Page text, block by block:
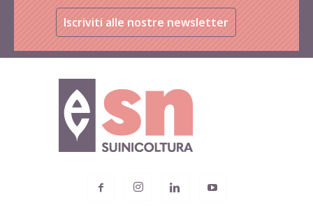
Iscriviti alle nostre newsletter